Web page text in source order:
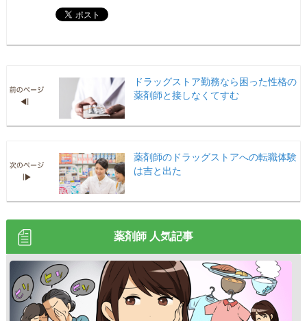
ドラッグストア勤務なら困った性格の
薬剤師と接しなくてすむ
薬剤師のドラッグストアへの転職体験
は吉と出た
薬剤師 人気記事